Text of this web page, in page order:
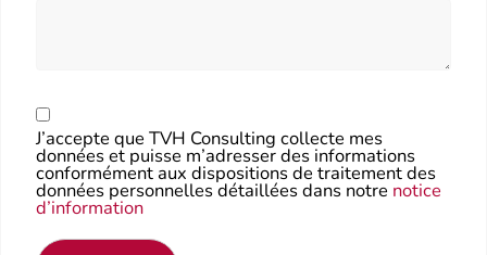
J’accepte que TVH Consulting collecte mes
données et puisse m’adresser des informations
conformément aux dispositions de traitement des
données personnelles détaillées dans notre notice
d’information